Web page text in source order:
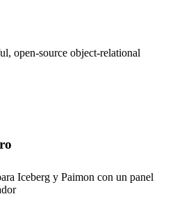
open-source object-relational
Iceberg y Paimon con un panel